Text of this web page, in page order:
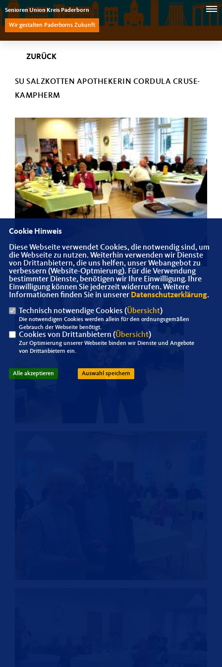
Senioren Union Kreis Paderborn
Wir gestalten Paderborns Zukunft
ZURÜCK
SU SALZKOTTEN APOTHEKERIN CORDULA CRUSE-
KAMPHERM
Cookie Hinweis
Diese Webseite verwendet Cookies, die notwendig sind, um
die Webseite zu nutzen. Weiterhin verwenden wir Dienste
von Drittanbietern, die uns helfen, unser Webangebot zu
verbessern (Website-Optmierung). Für die Verwendung
bestimmter Dienste, benötigen wir Ihre Einwilligung. Ihre
Einwilligung können Sie jederzeit widerrufen. Weitere
Informationen finden Sie in unserer Datenschutzerklärung.
Technisch notwendige Cookies (Übersicht)
Die notwendigen Cookies werden allein für den ordnungsgemäßen
Gebrauch der Webseite benötigt.
Cookies von Drittanbietern (Übersicht)
Zur Optimierung unserer Webseite binden wir Dienste und Angebote
von Drittanbietern ein.
Alle akzeptieren Auswahl speichern